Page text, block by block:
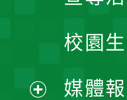
校園
媒體